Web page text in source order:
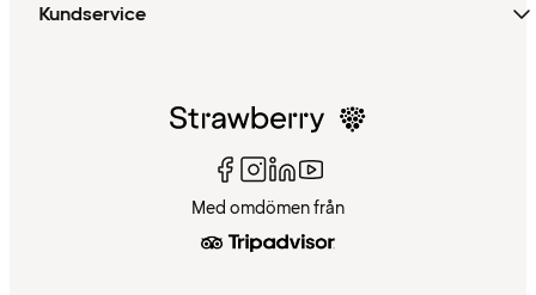
Kundservice
Med omdömen från